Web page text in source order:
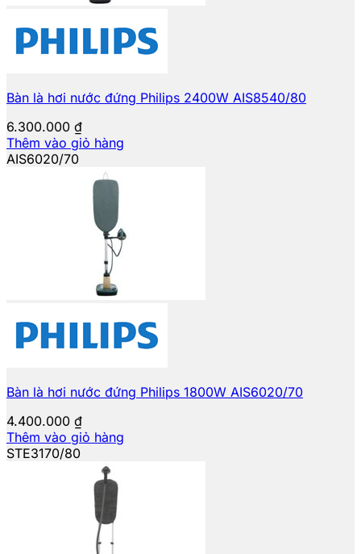
Bàn là hơi nước đứng Philips 2400W AIS8540/80
6.300.000 ₫
Thêm vào giỏ hàng
AIS6020/70
Bàn là hơi nước đứng Philips 1800W AIS6020/70
4.400.000 ₫
Thêm vào giỏ hàng
STE3170/80